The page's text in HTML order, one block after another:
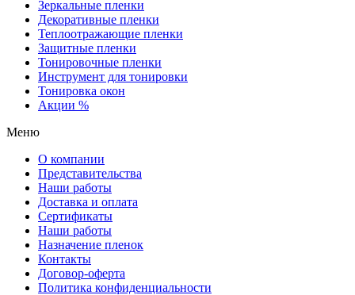
Зеркальные пленки
Декоративные пленки
Теплоотражающие пленки
Защитные пленки
Тонировочные пленки
Инструмент для тонировки
Тонировка окон
Акции %
Меню
О компании
Представительства
Наши работы
Доставка и оплата
Сертификаты
Наши работы
Назначение пленок
Контакты
Договор-оферта
Политика конфиденциальности